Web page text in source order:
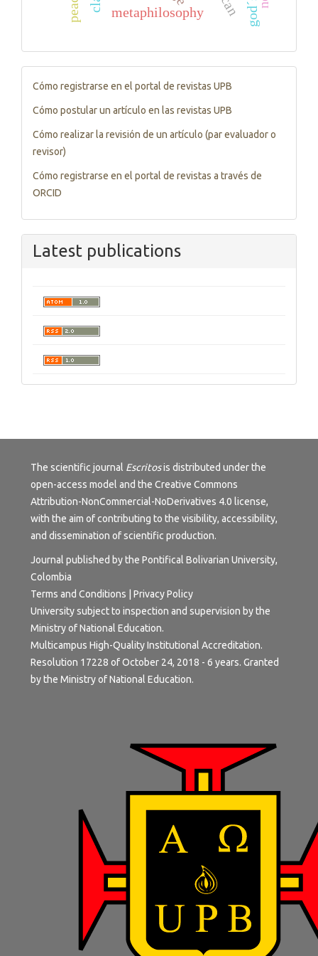
metaphilosophy
Tutorials
Cómo registrarse en el portal de revistas UPB
Cómo postular un artículo en las revistas UPB
Cómo realizar la revisión de un artículo (par evaluador o
revisor)
Cómo registrarse en el portal de revistas a través de
ORCID
Latest publications
The scientific journal Escritosis distributed under the
open-access model and the Creative Commons
Attribution-NonCommercial-NoDerivatives 4.0 license,
with the aim of contributing to the visibility, accessibility,
and dissemination of scientific production.
Journal published by the Pontifical Bolivarian University,
Colombia
Terms and Conditions
Privacy Policy
University subject to inspection and supervision by the
Ministry of National Education.
Multicampus High-Quality Institutional Accreditation.
Resolution 17228 of October 24, 2018 - 6 years. Granted
by the Ministry of National Education.